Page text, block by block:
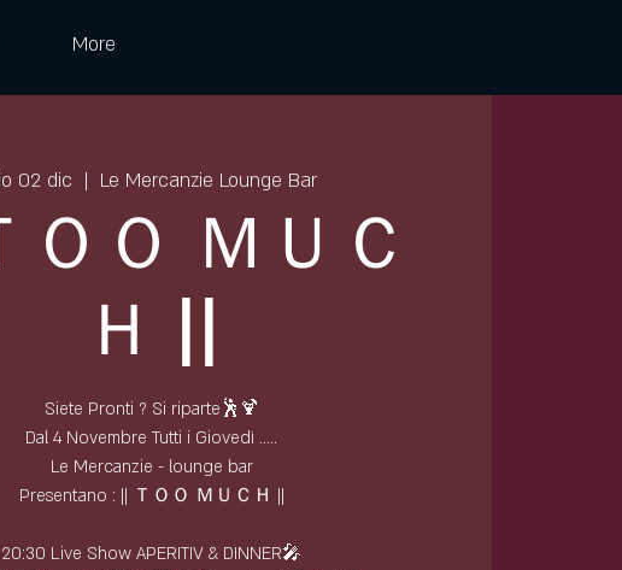
More
02 dic
  |
Le Mercanzie Lounge Bar
ＯＯ ＭＵＣ
Ｈ ||
Siete Pronti ? Si riparte🕺🍹
Dal 4 Novembre Tutti i Giovedì .....
Le Mercanzie - lounge bar
Presentano : || ＴＯＯ ＭＵＣＨ ||
20:30 Live Show APERITIV & DINNER🎤